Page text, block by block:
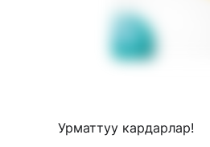
Урматтуу кардарлар!